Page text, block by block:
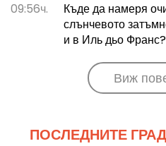
09:56ч.
Къде да намеря
слънчевото
и в Иль дьо Франс?
Виж
ПОСЛЕДНИТЕ